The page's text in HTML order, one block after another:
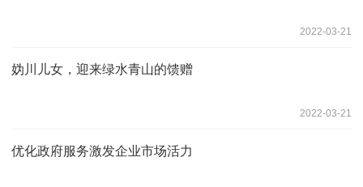
2022-03-21
妫川儿女，迎来绿水青山的馈赠
2022-03-21
优化政府服务激发企业市场活力